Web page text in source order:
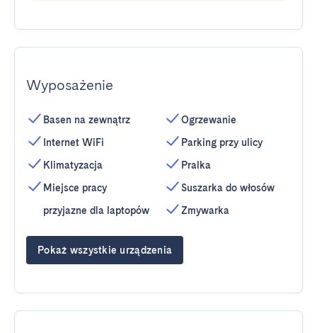
Wyposażenie
Basen na zewnątrz
Internet WiFi
Klimatyzacja
Miejsce pracy
przyjazne dla laptopów
Ogrzewanie
Parking przy ulicy
Pralka
Suszarka do włosów
Zmywarka
Pokaż wszystkie urządzenia